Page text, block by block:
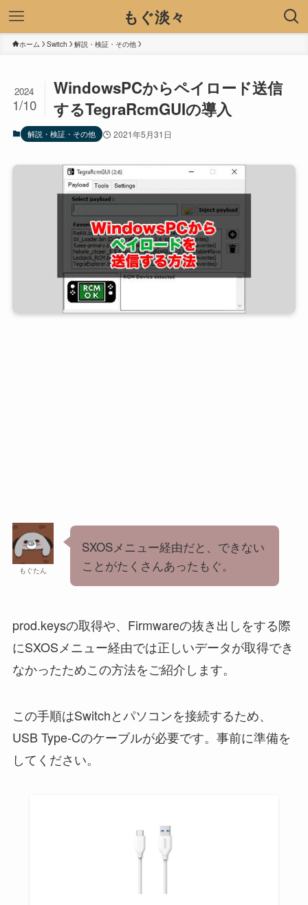
もぐ淡々
ホーム Switch 解説・検証・その他
WindowsPCからペイロード送信
するTegraRcmGUIの導入
2024
1/10
解説・検証・その他 2021年5月31日
もぐたん
SXOSメニュー経由だと、できない
ことがたくさんあったもぐ。
prod.keysの取得や、Firmwareの抜き出しをする際
にSXOSメニュー経由では正しいデータが取得でき
なかったためこの方法をご紹介します。
この手順はSwitchとパソコンを接続するため、
USB Type-Cのケーブルが必要です。事前に準備を
してください。